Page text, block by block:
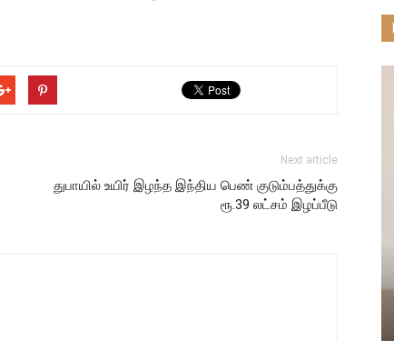
Next article
துபாயில் உயிர் இழந்த இந்திய பெண் குடும்பத்துக்கு
ரூ.39 லட்சம் இழப்பீடு